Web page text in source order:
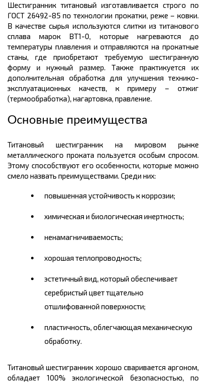
Шестигранник титановый изготавливается строго по
ГОСТ 26492-85 по технологии прокатки, реже – ковки.
В качестве сырья используются слитки из титанового
сплава марок ВТ1-0, которые нагреваются до
температуры плавления и отправляются на прокатные
станы, где приобретают требуемую шестигранную
форму и нужный размер. Также практикуется их
дополнительная обработка для улучшения технико-
эксплуатационных качеств, к примеру – отжиг
(термообработка), нагартовка, правление.
Основные преимущества
Титановый шестигранник на мировом рынке
металлического проката пользуется особым спросом.
Этому способствуют его особенности, которые можно
смело назвать преимуществами. Среди них:
повышенная устойчивость к коррозии;
химическая и биологическая инертность;
ненамагничиваемость;
хорошая теплопроводность;
эстетичный вид, который обеспечивает
серебристый цвет тщательно
отшлифованной поверхности;
пластичность, облегчающая механическую
обработку.
Титановый шестигранник хорошо сваривается аргоном,
обладает 100% экологической безопасностью, по